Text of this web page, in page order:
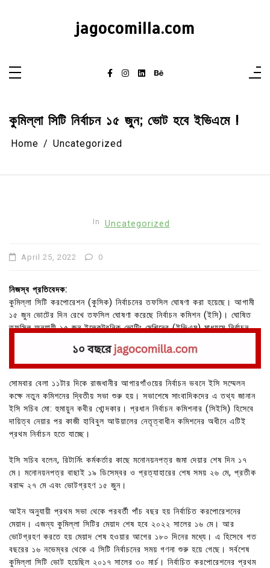
jagocomilla.com
কুমিল্লা সিটি নির্বাচন ১৫ জুন; ভোট হবে ইভিএমে !
Home Uncategorized
In Uncategorized
April 25, 2022 0
নিজস্ব প্রতিবেদক:
কুমিল্লা সিটি করপোরেশন (কুসিক) নির্বাচনের তফসিল ঘোষণা করা হয়েছে। আগামী
১৫ জুন ভোটের দিন রেখে তফসিল ঘোষণা করেছে নির্বাচন কমিশন (ইসি)। ঘোষিত
তফসিল অনুযায়ী ১৫ জুন ইলেকট্রনিক ভোটিং মেশিনের (ইভিএম) মাধ্যমে নির্বাচন
সোমবার বেলা ১১টার দিকে রাজধানীর আগারগাঁওয়ের নির্বাচন ভবনে ইসি সম্মেলন
কক্ষে নতুন কমিশনের দ্বিতীয় সভা শুরু হয়। সভাশেষে সাংবাদিকদের এ তথ্য জানান
ইসি সচিব মো: হুমায়ুন কবীর খোন্দকার। প্রধান নির্বাচন কমিশনার (সিইসি) হিসেবে
দায়িত্ব নেয়ার পর কাজী হাবিবুল আউয়ালের নেতৃত্বাধীন কমিশনের অধীনে এটিই
প্রথম নির্বাচন হতে যাচ্ছে।
ইসি সচিব বলেন, রিটার্নিং কর্মকর্তার কাছে মনোনয়নপত্র জমা দেয়ার শেষ দিন ১৭
মে। মনোনয়নপত্র বাছাই ১৯ ডিসেম্বর ও প্রত্যাহারের শেষ সময় ২৬ মে, প্রতীক
বরাদ্দ ২৭ মে এবং ভোটগ্রহণ ১৫ জুন।
আইন অনুযায়ী প্রথম সভা থেকে পরবর্তী পাঁচ বছর হয় নির্বাচিত করপোরেশনের
মেয়াদ। এজন্য কুমিল্লা সিটির মেয়াদ শেষ হবে ২০২২ সালের ১৬ মে। আর
ভোটগ্রহণ করতে হয় মেয়াদ শেষ হওয়ার আগের ১৮০ দিনের মধ্যে। এ হিসেবে গত
বছরের ১৬ নভেম্বর থেকে এ সিটি নির্বাচনের সময় গণনা শুরু হয়ে গেছে। সর্বশেষ
কুমিল্লা সিটি ভোট হয়েছিল ২০১৭ সালের ৩০ মার্চ। নির্বাচিত করপোরেশনের প্রথম